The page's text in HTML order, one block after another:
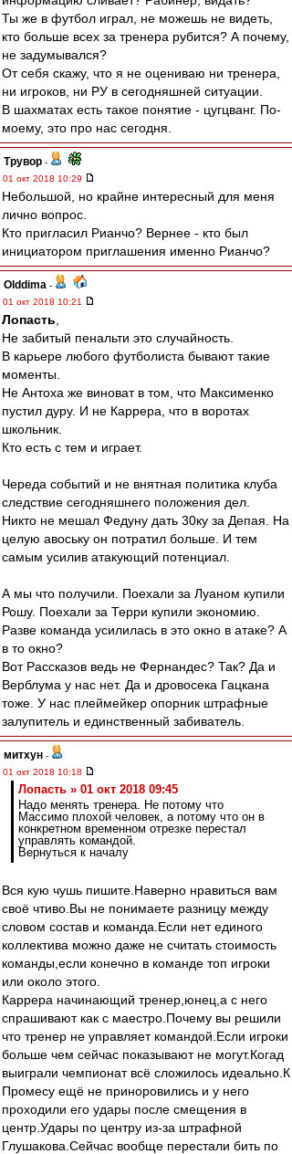
Ты же в футбол играл, не можешь не видеть,
кто больше всех за тренера рубится? А почему,
не задумывался?
От себя скажу, что я не оцениваю ни тренера,
ни игроков, ни РУ в сегодняшней ситуации.
В шахматах есть такое понятие - цугцванг. По-
моему, это про нас сегодня.
Трувор -
01 окт 2018 10:29
Небольшой, но крайне интересный для меня
лично вопрос.
Кто пригласил Рианчо? Вернее - кто был
инициатором приглашения именно Рианчо?
Olddima -
01 окт 2018 10:21
Лопасть
Не забитый пенальти это случайность.
В карьере любого футболиста бывают такие
моменты.
Не Антоха же виноват в том, что Максименко
пустил дуру. И не Каррера, что в воротах
школьник.
Кто есть с тем и играет.
Череда событий и не внятная политика клуба
следствие сегодняшнего положения дел.
Никто не мешал Федуну дать 30ку за Депая. На
целую авоську он потратил больше. И тем
самым усилив атакующий потенциал.
А мы что получили. Поехали за Луаном купили
Рошу. Поехали за Терри купили экономию.
Разве команда усилилась в это окно в атаке? А
в то окно?
Вот Рассказов ведь не Фернандес? Так? Да и
Верблума у нас нет. Да и дровосека Гацкана
тоже. У нас плеймейкер опорник штрафные
залупитель и единственный забиватель.
митхун -
01 окт 2018 10:18
Лопасть » 01 окт 2018 09:45
Надо менять тренера. Не потому что
Массимо плохой человек, а потому что он в
конкретном временном отрезке перестал
управлять командой.
Вернуться к началу
Вся кую чушь пишите.Наверно нравиться вам
своё чтиво.Вы не понимаете разницу между
словом состав и команда.Если нет единого
коллектива можно даже не считать стоимость
команды,если конечно в команде топ игроки
или около этого.
Каррера начинающий тренер,юнец,а с него
спрашивают как с маестро.Почему вы решили
что тренер не управляет командой.Если игроки
больше чем сейчас показывают не могут.Когад
выиграли чемпионат всё сложилось идеально.К
Промесу ещё не приноровились и у него
проходили его удары после смещения в
центр.Удары по центру из-за штрафной
Глушакова.Сейчас вообще перестали бить по